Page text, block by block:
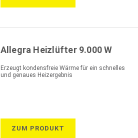
Allegra Heizlüfter 9.000 W
Erzeugt kondensfreie Wärme für ein schnelles
und genaues Heizergebnis
ZUM PRODUKT